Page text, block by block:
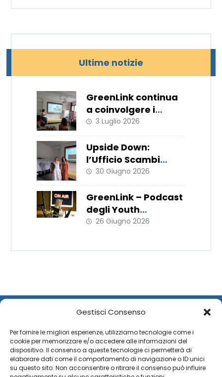
Gestisci Consenso
Per fornire le migliori esperienze, utilizziamo tecnologie come i
cookie per memorizzare e/o accedere alle informazioni del
dispositivo. Il consenso a queste tecnologie ci permetterà di
elaborare dati come il comportamento di navigazione o ID unici
su questo sito. Non acconsentire o ritirare il consenso può influire
Ultime notizie
GreenLink continua
a coinvolgere i
giovani!
3 Luglio 2026
Upside Down:
l’Ufficio Scambi
Europei porta in
del WorkLab “Hats
Off”
30 Giugno 2026
GreenLink – Podcast
degli Youth
Ambassador
26 Giugno 2026